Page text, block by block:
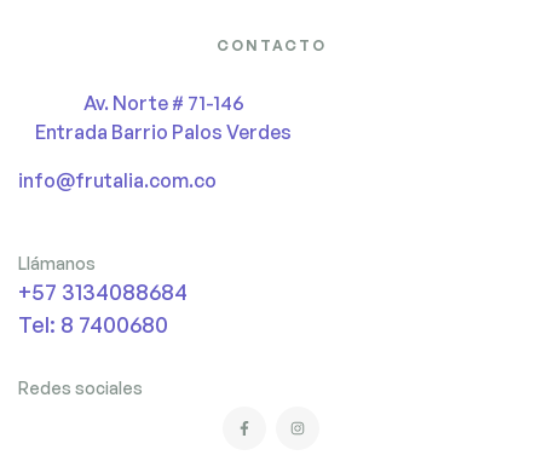
CONTACTO
Av. Norte # 71-146
Entrada Barrio Palos Verdes
info@frutalia.com.co
Llámanos
+57 3134088684
Tel: 8 7400680
Redes sociales